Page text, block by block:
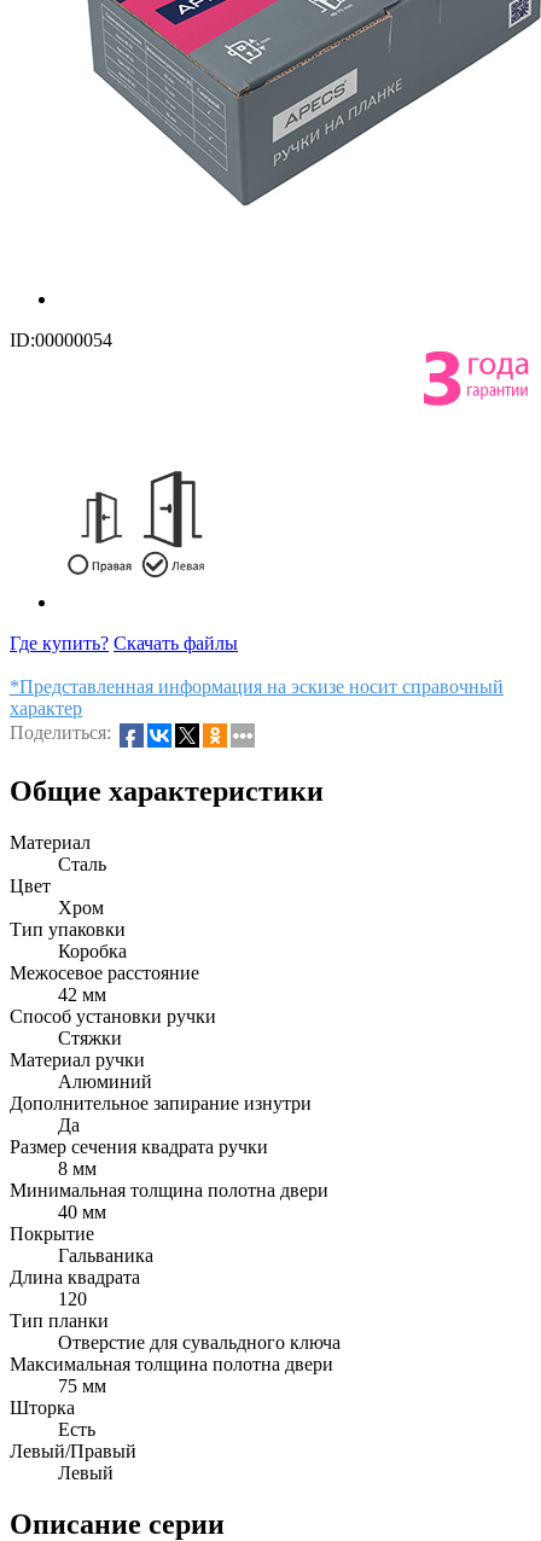
ID:00000054
Где купить? Скачать файлы
*Представленная информация на эскизе носит справочный
характер
Поделиться:
Общие характеристики
Материал
Сталь
Цвет
Хром
Тип упаковки
Коробка
Межосевое расстояние
42 мм
Способ установки ручки
Стяжки
Материал ручки
Алюминий
Дополнительное запирание изнутри
Да
Размер сечения квадрата ручки
8 мм
Минимальная толщина полотна двери
40 мм
Покрытие
Гальваника
Длина квадрата
120
Тип планки
Отверстие для сувальдного ключа
Максимальная толщина полотна двери
75 мм
Шторка
Есть
Левый/Правый
Левый
Описание серии